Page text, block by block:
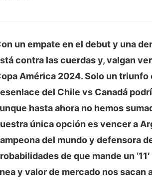
un empate en el debut y una
contra las cuerdas y, valgan
América 2024. Solo un
del Chile vs Canadá
hasta ahora no hemos
única opción es vencer a
del mundo y defensora
de que mande un
y valor de mercado nos sacan